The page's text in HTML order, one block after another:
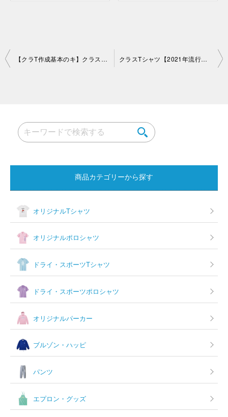
投
ン
【クラT作成基本のキ】クラスTシャツ注文用紙の書き方（その2） クラスTシャツ【2021年流行りのトレンド教えます】 最新おしゃれの総まとめ！
商品カテゴリーから探す
オリジナルTシャツ
オリジナルポロシャツ
ドライ・スポーツTシャツ
ドライ・スポーツポロシャツ
オリジナルパーカー
ブルゾン・ハッピ
パンツ
エプロン・グッズ